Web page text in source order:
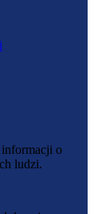
informacji o
ludzi.